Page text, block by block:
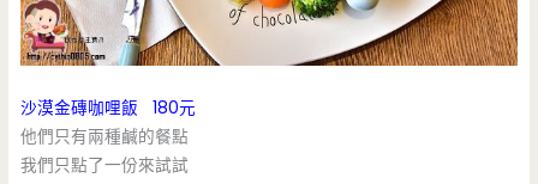
沙漠金磚咖哩飯 180元
他們只有兩種鹹的餐點
我們只點了一份來試試